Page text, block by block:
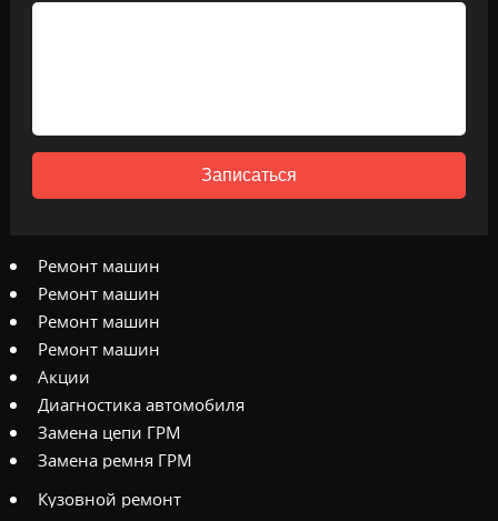
Записаться
Ремонт машин
Ремонт машин
Ремонт машин
Ремонт машин
Акции
Диагностика автомобиля
Замена цепи ГРМ
Замена ремня ГРМ
Кузовной ремонт